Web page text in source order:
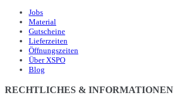
Jobs
Material
Gutscheine
Lieferzeiten
Öffnungszeiten
Über XSPO
Blog
RECHTLICHES & INFORMATIONEN